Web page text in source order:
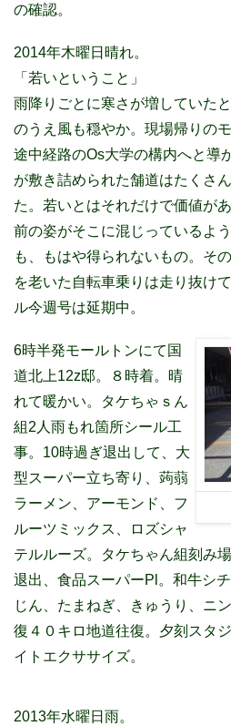
の確認。
2014年木曜日晴れ。
「若いということ」
雨降りごとに寒さが増していた
のうえ風も穏やか。現場帰りの
途中経路のOs大学の構内へと導
が敷き詰められた舗道はたくさ
た。若いとはそれだけで価値が
前の姿がそこに混じっているよ
も、もはや得られないもの。そ
を老いた自転車乗りは走り抜け
ル今週号は延期中。
6時半発モールトンにて国
道北上12z邸。８時着。晴
れて暖かい。タケちゃｓん
組2人雨もれ箇所シール工
事。10時過ぎ退出して、大
型スーパー立ち寄り、蒟蒻
ラーメン、アーモンド、フ
ルーツミックス、ロズシャ
テルルーズ。タケちゃん組刻み
退出、食品スーパーPl。和牛シ
じん、たまねぎ、きゅうり、ニ
復４０キロ地道往復。夕刻スタ
イトエクササイズ。
2013年水曜日雨。